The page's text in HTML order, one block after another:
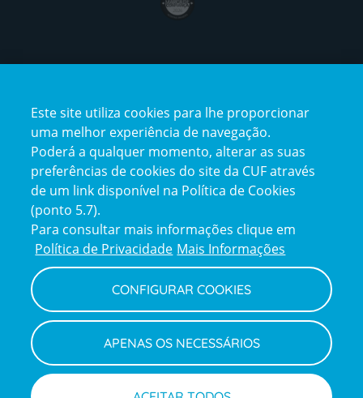
certification2certification3
Reclamações
e
elogios
Policy
Política de Privacidade e Cookies
Termos e Condições
Declaração de Acessibilidade
Canal de Denúncias
Informações legais
Este site utiliza cookies para lhe proporcionar
uma melhor experiência de navegação.
Poderá a qualquer momento, alterar as suas
preferências de cookies do site da CUF através
de um link disponível na Política de Cookies
(ponto 5.7).
Para consultar mais informações clique em
Política de Privacidade Mais Informações
CONFIGURAR COOKIES
APENAS OS NECESSÁRIOS